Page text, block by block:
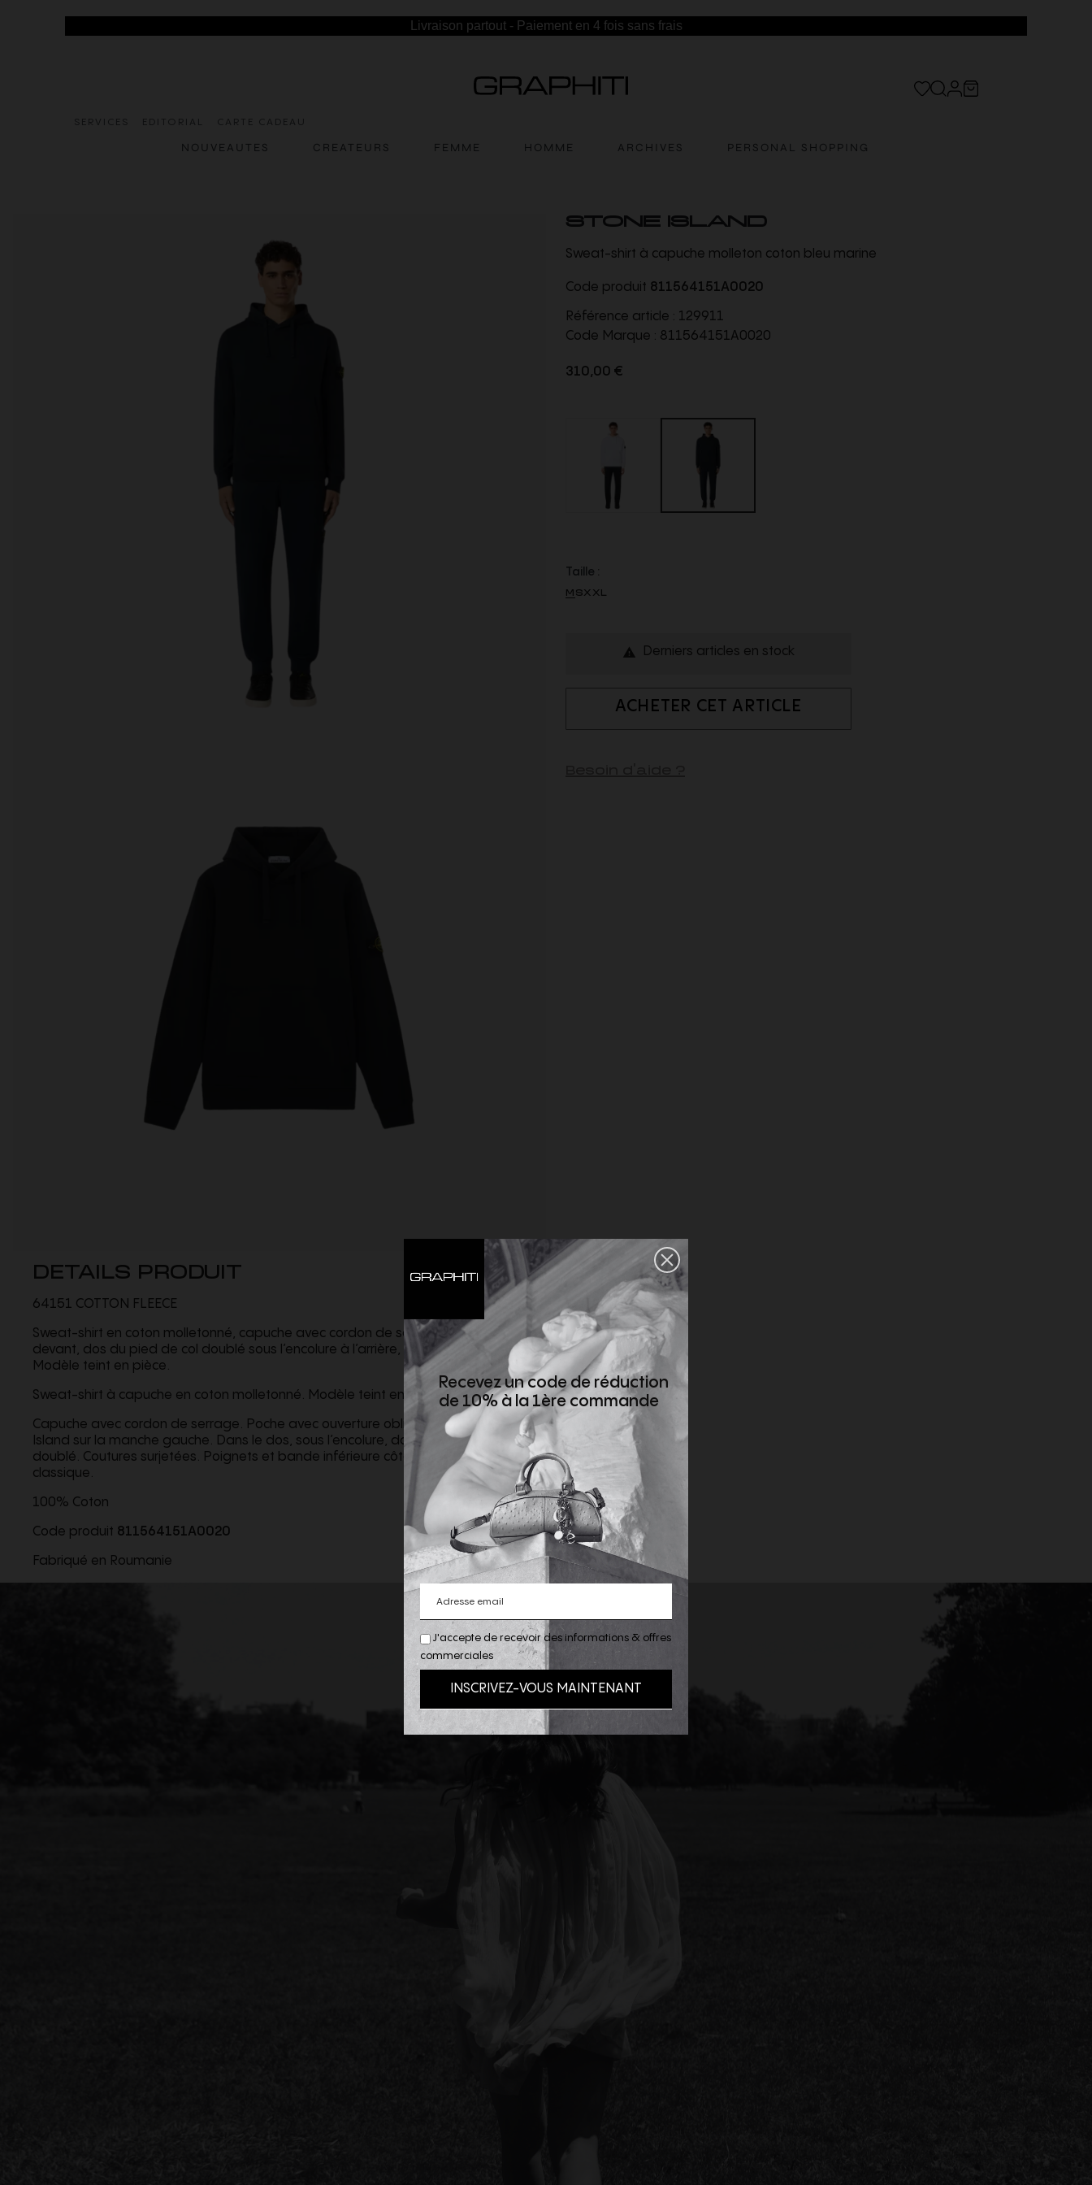
Livraison partout - Paiement en 4 fois sans frais
SERVICES EDITORIAL CARTE CADEAU
NOUVEAUTES CREATEURS FEMME HOMME ARCHIVES PERSONAL SHOPPING
STONE ISLAND
Sweat-shirt à capuche molleton coton bleu marine
Code produit 811564151A0020
Référence article : 129911
Code Marque : 811564151A0020
310,00 €
Taille :
MSXXL
 Derniers articles en stock
ACHETER CET ARTICLE
DETAILS PRODUIT
64151 COTTON FLEECE
Sweat-shirt en coton molletonné, capuche avec cordon de serrage, poche sur le
devant, dos du pied de col doublé sous l’encolure à l’arrière, coutures surjetées.
Modèle teint en pièce.
Sweat-shirt à capuche en coton molletonné. Modèle teint en pièce.
Capuche avec cordon de serrage. Poche avec ouverture oblique. Écusson Stone
Island sur la manche gauche. Dans le dos, sous l’encolure, dos du pied de col
doublé. Coutures surjetées. Poignets et bande inférieure côtelés. Coupe
classique.
100% Coton
Code produit 811564151A0020
Fabriqué en Roumanie
J'accepte de recevoir des informations & offres
commerciales
Recevez un code de réduction
de 10% à la 1ère commande